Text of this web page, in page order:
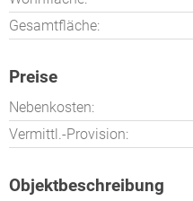
Gesamtfläche:
Preise
Nebenkosten:
Vermittl.-Provision:
Objektbeschreibung